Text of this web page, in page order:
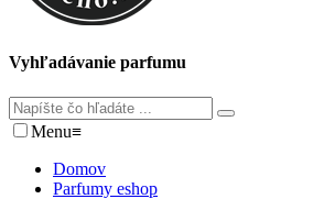
Vyhľadávanie parfumu
Menu≡
Domov
Parfumy eshop